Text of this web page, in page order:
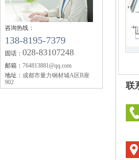
【企业资讯】今年秋冬大气污染攻坚较去年
何调整？生态环境部回应
【企业资讯】工银国际：市场对美联储降息预
期陷入三重超调
【企业资讯】矿石大涨 螺纹要翻盘？
【企业资讯】6月18日黑色系品种价格预测
四川钢轨
咨询热线：
138-8195-7379
固话： 028-83107248
邮箱： 764813881@qq.com
地址： 成都市量力钢材城A区B座
902
联